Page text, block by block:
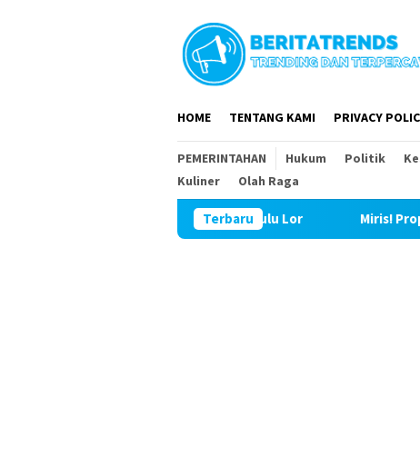
HOME TENTANG KAMI PRIVACY
PEMERINTAHAN Hukum Politik
Kuliner
Olah Raga
TerbaruMiris! Propam Polda